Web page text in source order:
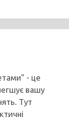
- це
вашу
Тут